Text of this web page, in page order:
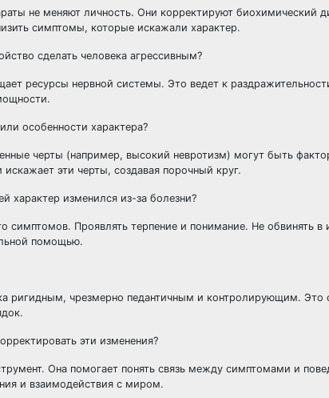
не меняют личность. Они корректируют биохимический
симптомы, которые искажали характер.
сделать человека агрессивным?
ресурсы нервной системы. Это ведет к
особенности характера?
черты (например, высокий невротизм) могут быть
искажает эти черты, создавая порочный круг.
характер изменился из-за болезни?
симптомов. Проявлять терпение и понимание. Не обвинять
помощью.
ригидным, чрезмерно педантичным и контролирующим. Это
эти изменения?
Она помогает понять связь между симптомами и
и взаимодействия с миром.